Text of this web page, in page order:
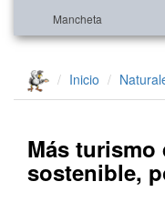
Mancheta
Inicio
Más turismo
sostenible,